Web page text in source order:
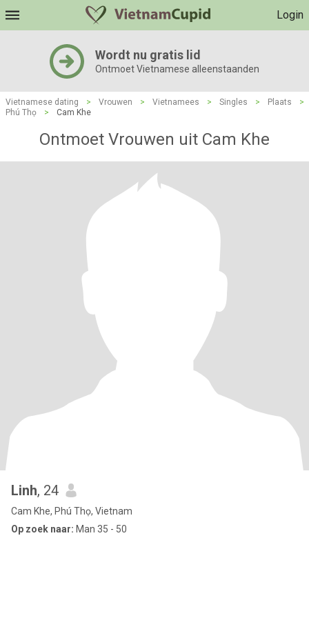
Login
Wordt nu gratis lid
Ontmoet Vietnamese alleenstaanden
Vietnamese dating > Vrouwen > Vietnamees > Singles > Plaats
>
Phú Thọ
> Cam Khe
Ontmoet Vrouwen uit Cam Khe
Linh, 24
Cam Khe, Phú Thọ, Vietnam
Op zoek naar: Man 35 - 50